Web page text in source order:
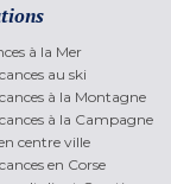
à la Mer
au ski
à la Montagne
à la Campagne
centre ville
en Corse